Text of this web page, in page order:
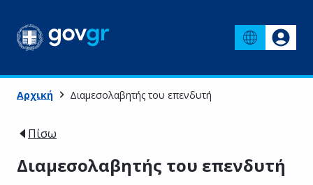
Αρχική Διαμεσολαβητής του επενδυτή
Πίσω
Διαμεσολαβητής του επενδυτή